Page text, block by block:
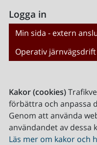
Logga in
Min sida - extern
Operativ järnvägsdrift
Kakor (cookies)
förbättra och anpassa
Genom att använda
användandet av dessa
Läs mer om kakor och